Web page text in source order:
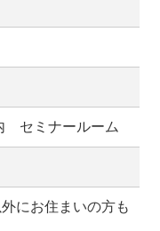
セミナールーム
にお住まいの方も